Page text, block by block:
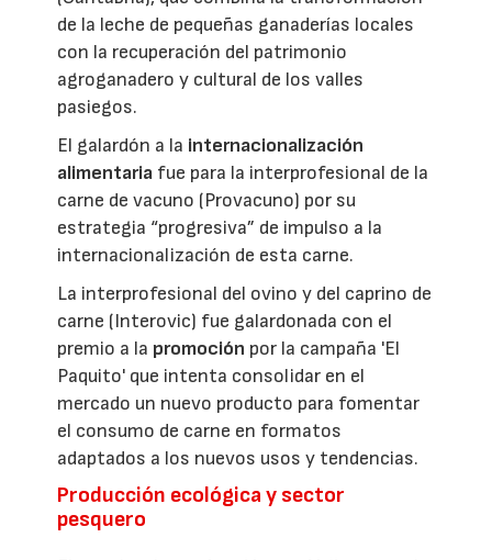
de la leche de pequeñas ganaderías locales
con la recuperación del patrimonio
agroganadero y cultural de los valles
pasiegos.
El galardón a la internacionalización
alimentaria fue para la interprofesional de la
carne de vacuno (Provacuno) por su
estrategia “progresiva” de impulso a la
internacionalización de esta carne.
La interprofesional del ovino y del caprino de
carne (Interovic) fue galardonada con el
premio a la promoción por la campaña 'El
Paquito' que intenta consolidar en el
mercado un nuevo producto para fomentar
el consumo de carne en formatos
adaptados a los nuevos usos y tendencias.
Producción ecológica y sector
pesquero